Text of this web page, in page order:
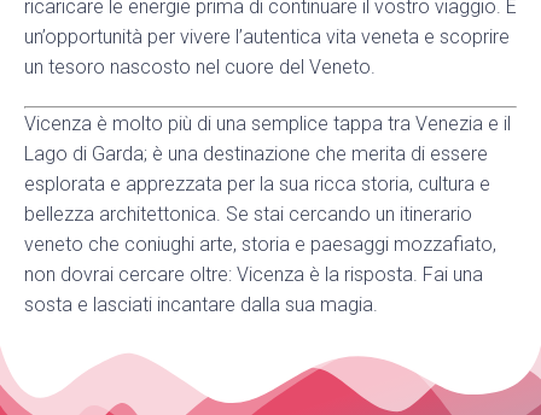
ricaricare le energie prima di continuare il vostro viaggio. È
un’opportunità per vivere l’autentica vita veneta e scoprire
un tesoro nascosto nel cuore del Veneto.
Vicenza è molto più di una semplice tappa tra Venezia e il
Lago di Garda; è una destinazione che merita di essere
esplorata e apprezzata per la sua ricca storia, cultura e
bellezza architettonica. Se stai cercando un itinerario
veneto che coniughi arte, storia e paesaggi mozzafiato,
non dovrai cercare oltre: Vicenza è la risposta. Fai una
sosta e lasciati incantare dalla sua magia.